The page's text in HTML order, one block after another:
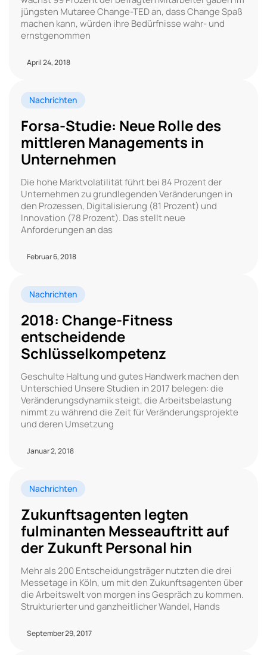
jüngsten Mutaree Change-TED an, dass Change Spaß
machen kann, würden ihre Bedürfnisse wahr- und
ernstgenommen
April 24, 2018
Nachrichten
Forsa-Studie: Neue Rolle des
mittleren Managements in
Unternehmen
Die hohe Marktvolatilität führt bei 84 Prozent der
Unternehmen zu grundlegenden Veränderungen in
den Prozessen, Digitalisierung (81 Prozent) und
Innovation (78 Prozent). Das stellt neue
Anforderungen an das
Februar 6, 2018
Nachrichten
2018: Change-Fitness
entscheidende
Schlüsselkompetenz
Geschulte Haltung und gutes Handwerk machen den
Unterschied Unsere Studien in 2017 belegen: die
Veränderungsdynamik steigt, die Arbeitsbelastung
nimmt zu während die Zeit für Veränderungsprojekte
und deren Umsetzung
Januar 2, 2018
Nachrichten
Zukunftsagenten legten
fulminanten Messeauftritt auf
der Zukunft Personal hin
Mehr als 200 Entscheidungsträger nutzten die drei
Messetage in Köln, um mit den Zukunftsagenten über
die Arbeitswelt von morgen ins Gespräch zu kommen.
Strukturierter und ganzheitlicher Wandel, Hands
September 29, 2017